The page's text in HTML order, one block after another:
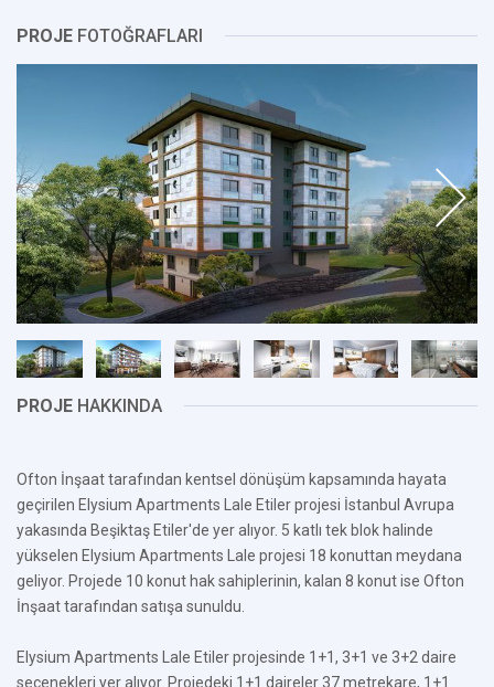
PROJE FOTOĞRAFLARI
PROJE HAKKINDA
Ofton İnşaat tarafından kentsel dönüşüm kapsamında hayata
geçirilen Elysium Apartments Lale Etiler projesi İstanbul Avrupa
yakasında Beşiktaş Etiler'de yer alıyor. 5 katlı tek blok halinde
yükselen Elysium Apartments Lale projesi 18 konuttan meydana
geliyor. Projede 10 konut hak sahiplerinin, kalan 8 konut ise Ofton
İnşaat tarafından satışa sunuldu.
Elysium Apartments Lale Etiler projesinde 1+1, 3+1 ve 3+2 daire
seçenekleri yer alıyor. Projedeki 1+1 daireler 37 metrekare, 1+1